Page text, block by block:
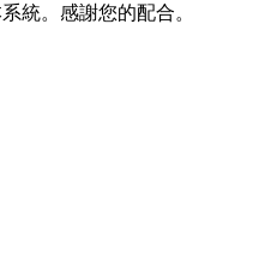
統。感謝您的配合。